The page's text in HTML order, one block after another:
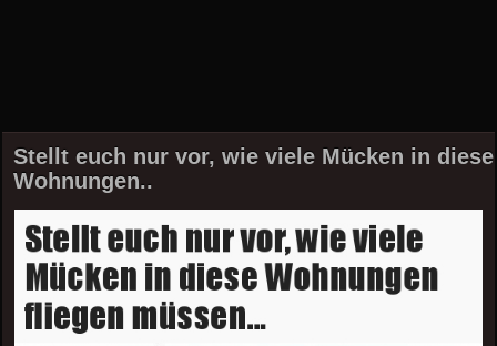
Stellt euch nur vor, wie viele Mücken in diese
Wohnungen..